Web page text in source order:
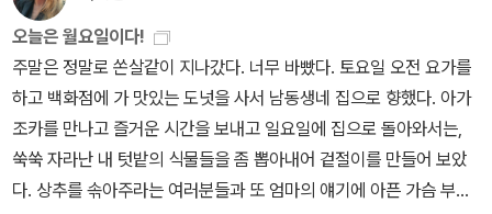
움과 긴장감을 참고 나오는 글이 좋은 글이 된다고.탈식민이론은 나
와 타자를 이해하는 데 도움이 된다. 특히 독특한 시각 훈련(사유 훈
련)에 좋다(에드워드 사이드 <오리엔탈리즘, 프란츠 파농 <검은 피
부, 하얀 가면> 탈식민의 시원인 책이므로 꼭 읽을 것), 탈식민의 출
발점은 “이분법”을 극복하는 것이다. 갑/을이 아니라 갑을병정의 세
계. 하이브리드한 세계, 잡종/혼종의 세계이다. 글을 쓸 때는 탈식민
적 사고를 지향해야 한다. 인간은 'Social-Body'이다. 사회적 산물
왜 어떤 사람들은 큰 시련에도 좌절하지 않고 새로운 삶을 개척해 갈
까. 어떤 사람들은 누군가를 미워하는 마음으로 힘들어하는데 왜 어
떤 사람들은 자신을 죽이려 했던 사람들마저도 용서하는 걸까. 왜 어
떤 사람들은 포기를, 또 다른 사람들은 도전을 선택하는 걸까. 질문에
대한 답은 찾지 못 했다. 일단 질문을 여기에 써놓는다. 어디선가 해답
에 가까운 그 무엇을 찾을 수 있지 않을까, 그냥 그렇게 생각해 볼 뿐
내 책은 정희진의 공부에 나온 <미디어의 이해>와 <포스트모던의 조
건> 구매. <미디어의 이해>는 다른 출판사에서 나온 책도 있던데 차
이가 있는지 모르겠다. 이 책 읽을 수 있을지, 언제 읽을지.. <포스트
모던의 조건>은 작고 얅아서 일단 안심.잃시찾 대신 프루스트 시집
있길래 구매. 시집이라는데 펼쳐보니 산문시다. <시간의 빛깔을 한
몽상> 제목도 어쩐지 프루스트 스럽다.<조선의 걸 크러시>는 집에
있는, 아직 읽지 않은 <조선 잡사> 시리즈로 나왔길래 구매.<보라색
오늘은 월요일이다!
주말은 정말로 쏜살같이 지나갔다. 너무 바빴다. 토요일 오전 요가를
하고 백화점에 가 맛있는 도넛을 사서 남동생네 집으로 향했다. 아가
조카를 만나고 즐거운 시간을 보내고 일요일에 집으로 돌아와서는,
쑥쑥 자라난 내 텃밭의 식물들을 좀 뽑아내어 겉절이를 만들어 보았
다. 상추를 솎아주라는 여러분들과 또 엄마의 얘기에 아픈 가슴 부여